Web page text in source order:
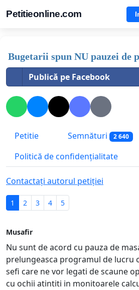
Petitieonline.com
Bugetarii spun NU pauzei de
Publică pe Facebook
Petitie Semnături 2 640
Politică de confidențialitate
Contactați autorul petiției
1 2 3 4 5
Musafir
Nu sunt de acord cu pauza de
prelungeasca programul de lucru
sefi care ne vor legati de scaune
cu ochii atintiti in monitoarele